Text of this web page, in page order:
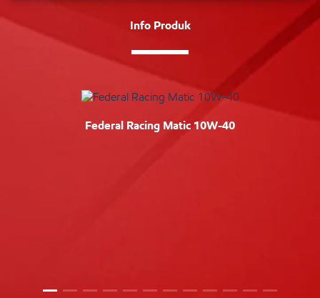
Info Produk
Federal Racing Matic 10W-40